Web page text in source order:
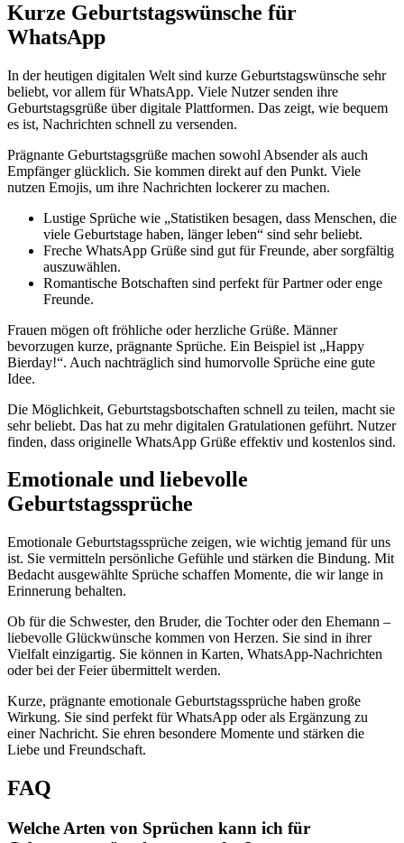
Kurze Geburtstagswünsche für
WhatsApp
In der heutigen digitalen Welt sind kurze Geburtstagswünsche sehr
beliebt, vor allem für WhatsApp. Viele Nutzer senden ihre
Geburtstagsgrüße über digitale Plattformen. Das zeigt, wie bequem
es ist, Nachrichten schnell zu versenden.
Prägnante Geburtstagsgrüße machen sowohl Absender als auch
Empfänger glücklich. Sie kommen direkt auf den Punkt. Viele
nutzen Emojis, um ihre Nachrichten lockerer zu machen.
Lustige Sprüche wie „Statistiken besagen, dass Menschen, die
viele Geburtstage haben, länger leben“ sind sehr beliebt.
Freche WhatsApp Grüße sind gut für Freunde, aber sorgfältig
auszuwählen.
Romantische Botschaften sind perfekt für Partner oder enge
Freunde.
Frauen mögen oft fröhliche oder herzliche Grüße. Männer
bevorzugen kurze, prägnante Sprüche. Ein Beispiel ist „Happy
Bierday!“. Auch nachträglich sind humorvolle Sprüche eine gute
Idee.
Die Möglichkeit, Geburtstagsbotschaften schnell zu teilen, macht sie
sehr beliebt. Das hat zu mehr digitalen Gratulationen geführt. Nutzer
finden, dass originelle WhatsApp Grüße effektiv und kostenlos sind.
Emotionale und liebevolle
Geburtstagssprüche
Emotionale Geburtstagssprüche zeigen, wie wichtig jemand für uns
ist. Sie vermitteln persönliche Gefühle und stärken die Bindung. Mit
Bedacht ausgewählte Sprüche schaffen Momente, die wir lange in
Erinnerung behalten.
Ob für die Schwester, den Bruder, die Tochter oder den Ehemann –
liebevolle Glückwünsche kommen von Herzen. Sie sind in ihrer
Vielfalt einzigartig. Sie können in Karten, WhatsApp-Nachrichten
oder bei der Feier übermittelt werden.
Kurze, prägnante emotionale Geburtstagssprüche haben große
Wirkung. Sie sind perfekt für WhatsApp oder als Ergänzung zu
einer Nachricht. Sie ehren besondere Momente und stärken die
Liebe und Freundschaft.
FAQ
Welche Arten von Sprüchen kann ich für